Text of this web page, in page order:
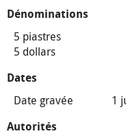
Dénominations
5 piastres
5 dollars
Dates
Date gravée 1
Autorités